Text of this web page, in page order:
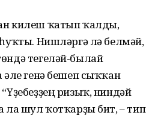
килеш ҡатып ҡалды,
Нишләргә лә белмәй,
тегеләй-былай
әле генә бешеп сыҡҡан
ризыҡ, ниндәй
ла шул ҡотҡарҙы бит, – тип